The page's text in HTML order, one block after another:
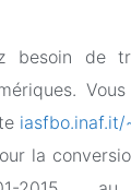
besoin de
iasfbo.inaf.it/
la